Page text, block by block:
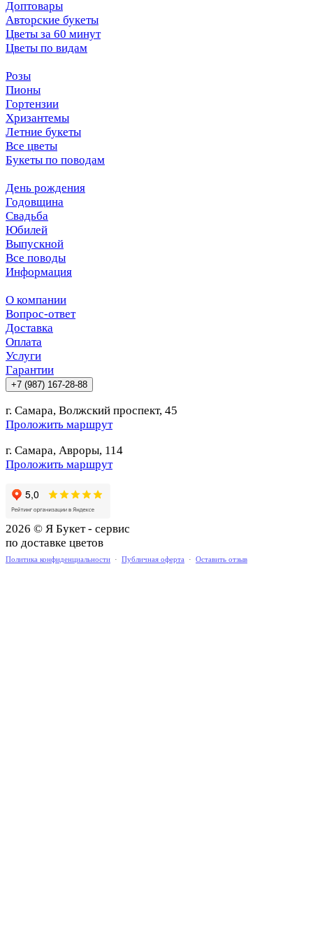
Доптовары
Авторские букеты
Цветы за 60 минут
Цветы по видам
Розы
Пионы
Гортензии
Хризантемы
Летние букеты
Все цветы
Букеты по поводам
День рождения
Годовщина
Свадьба
Юбилей
Выпускной
Все поводы
Информация
О компании
Вопрос-ответ
Доставка
Оплата
Услуги
Гарантии
+7 (987) 167-28-88
г. Самара, Волжский проспект, 45
Проложить маршрут
г. Самара, Авроры, 114
Проложить маршрут
2026 © Я Букет - сервис
по доставке цветов
Политика конфиденциальности · Публичная оферта · Оставить отзыв